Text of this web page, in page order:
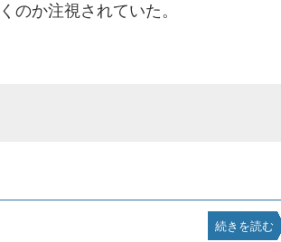
のか注視されていた。
続きを読む